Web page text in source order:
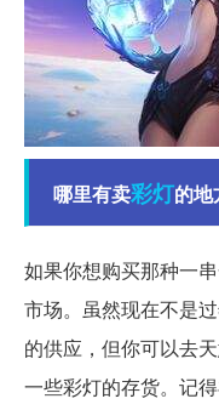
哪里有卖彩灯的地
如果你想购买那种一
市场。虽然现在不是
的供应，但你可以去
一些彩灯的存货。记